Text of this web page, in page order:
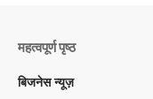
महत्वपूर्ण पृष्ठ
बिजनेस न्यूज़